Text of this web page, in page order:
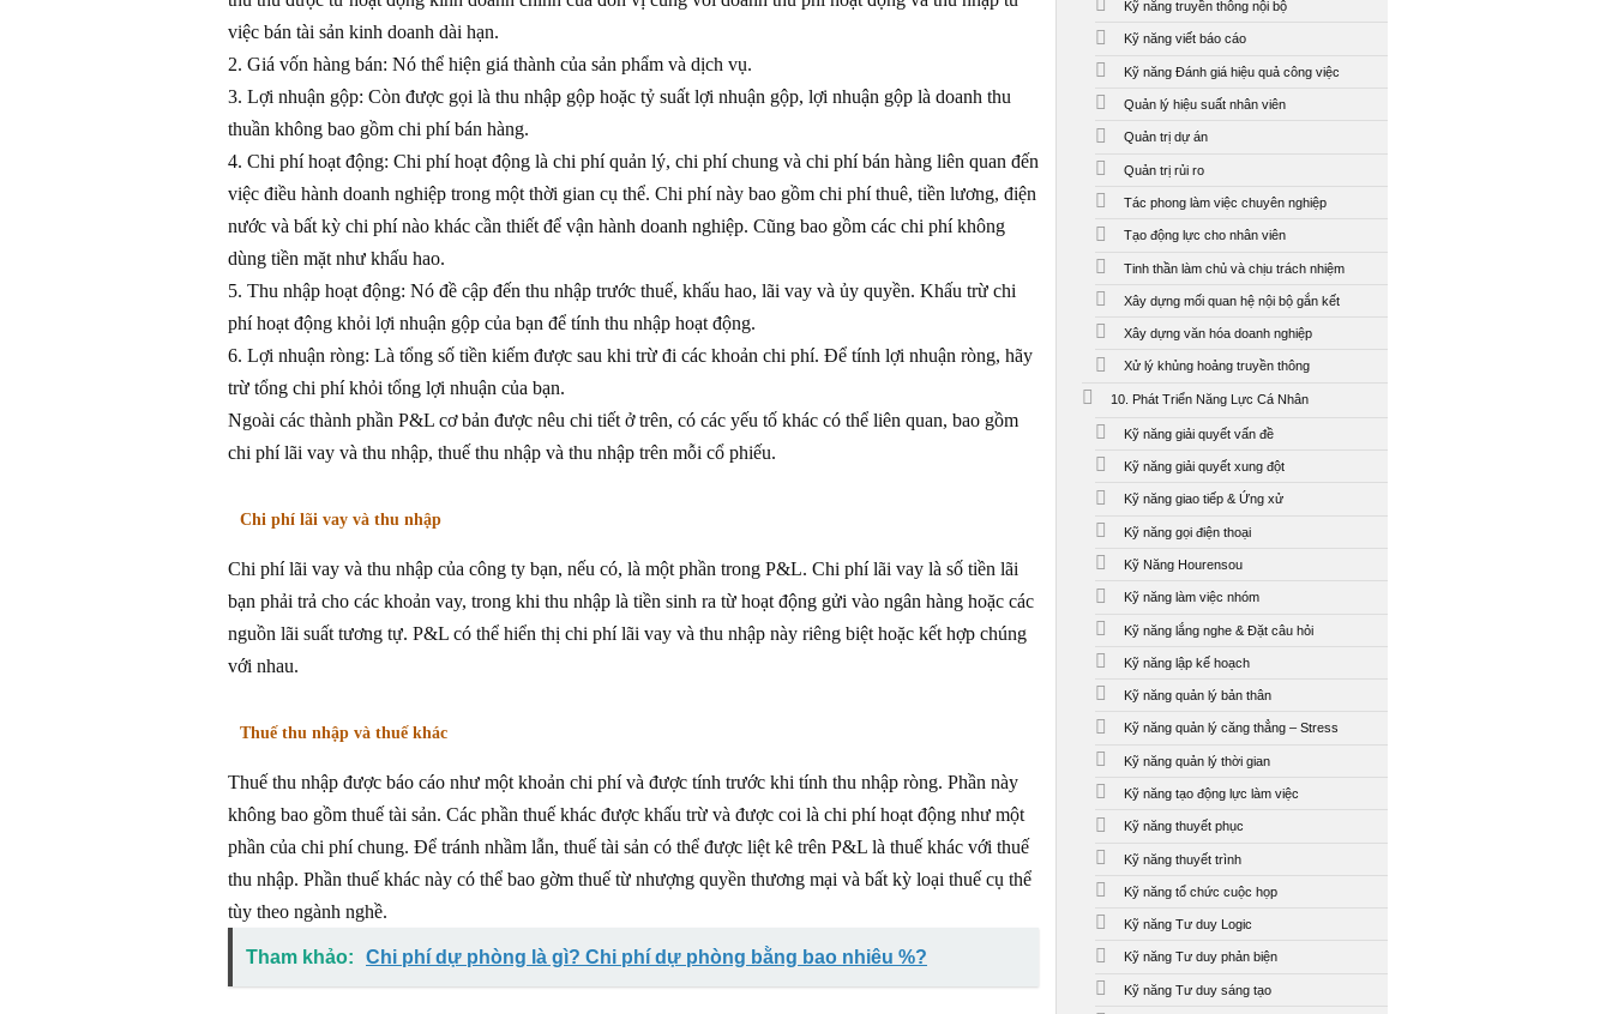
việc bán tài sản kinh doanh dài hạn.
2. Giá vốn hàng bán: Nó thể hiện giá thành của sản phẩm và dịch vụ.
3. Lợi nhuận gộp: Còn được gọi là thu nhập gộp hoặc tỷ suất lợi nhuận gộp, lợi nhuận gộp là doanh thu
thuần không bao gồm chi phí bán hàng.
4. Chi phí hoạt động: Chi phí hoạt động là chi phí quản lý, chi phí chung và chi phí bán hàng liên quan đến
việc điều hành doanh nghiệp trong một thời gian cụ thể. Chi phí này bao gồm chi phí thuê, tiền lương, điện
nước và bất kỳ chi phí nào khác cần thiết để vận hành doanh nghiệp. Cũng bao gồm các chi phí không
dùng tiền mặt như khấu hao.
5. Thu nhập hoạt động: Nó đề cập đến thu nhập trước thuế, khấu hao, lãi vay và ủy quyền. Khấu trừ chi
phí hoạt động khỏi lợi nhuận gộp của bạn để tính thu nhập hoạt động.
6. Lợi nhuận ròng: Là tổng số tiền kiếm được sau khi trừ đi các khoản chi phí. Để tính lợi nhuận ròng, hãy
trừ tổng chi phí khỏi tổng lợi nhuận của bạn.
Ngoài các thành phần P&L cơ bản được nêu chi tiết ở trên, có các yếu tố khác có thể liên quan, bao gồm
chi phí lãi vay và thu nhập, thuế thu nhập và thu nhập trên mỗi cổ phiếu.
Chi phí lãi vay và thu nhập
Chi phí lãi vay và thu nhập của công ty bạn, nếu có, là một phần trong P&L. Chi phí lãi vay là số tiền lãi
bạn phải trả cho các khoản vay, trong khi thu nhập là tiền sinh ra từ hoạt động gửi vào ngân hàng hoặc các
nguồn lãi suất tương tự. P&L có thể hiển thị chi phí lãi vay và thu nhập này riêng biệt hoặc kết hợp chúng
với nhau.
Thuế thu nhập và thuế khác
Thuế thu nhập được báo cáo như một khoản chi phí và được tính trước khi tính thu nhập ròng. Phần này
không bao gồm thuế tài sản. Các phần thuế khác được khấu trừ và được coi là chi phí hoạt động như một
phần của chi phí chung. Để tránh nhầm lẫn, thuế tài sản có thể được liệt kê trên P&L là thuế khác với thuế
thu nhập. Phần thuế khác này có thể bao gờm thuế từ nhượng quyền thương mại và bất kỳ loại thuế cụ thể
tùy theo ngành nghề.
Tham khảo: Chi phí dự phòng là gì? Chi phí dự phòng bằng bao nhiêu %?
Kỹ năng truyền thông nội bộ
Kỹ năng viết báo cáo
Kỹ năng Đánh giá hiệu quả công việc
Quản lý hiệu suất nhân viên
Quản trị dự án
Quản trị rủi ro
Tác phong làm việc chuyên nghiệp
Tạo động lực cho nhân viên
Tinh thần làm chủ và chịu trách nhiệm
Xây dựng mối quan hệ nội bộ gắn kết
Xây dựng văn hóa doanh nghiệp
Xử lý khủng hoảng truyền thông
10. Phát Triển Năng Lực Cá Nhân
Kỹ năng giải quyết vấn đề
Kỹ năng giải quyết xung đột
Kỹ năng giao tiếp & Ứng xử
Kỹ năng gọi điện thoại
Kỹ Năng Hourensou
Kỹ năng làm việc nhóm
Kỹ năng lắng nghe & Đặt câu hỏi
Kỹ năng lập kế hoạch
Kỹ năng quản lý bản thân
Kỹ năng quản lý căng thẳng – Stress
Kỹ năng quản lý thời gian
Kỹ năng tạo động lực làm việc
Kỹ năng thuyết phục
Kỹ năng thuyết trình
Kỹ năng tổ chức cuộc họp
Kỹ năng Tư duy Logic
Kỹ năng Tư duy phản biện
Kỹ năng Tư duy sáng tạo